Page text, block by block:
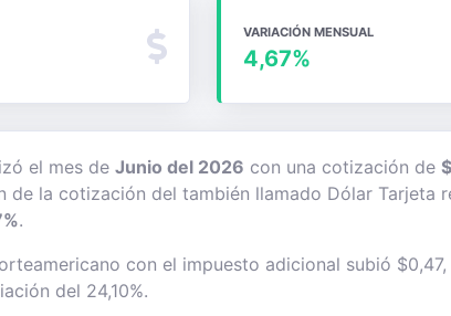
VARIACIÓN MENSUAL
4,67%
el mes de Junio del 2026 con una cotización de
de la cotización del también llamado Dólar Tarjeta
.
con el impuesto adicional subió
del 24,10%.